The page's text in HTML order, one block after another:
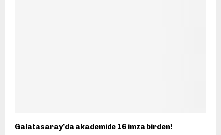
Galatasaray’da akademide 16 imza birden!